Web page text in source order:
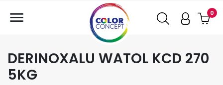
0

DERINOXALU WATOL KCD 270
5KG